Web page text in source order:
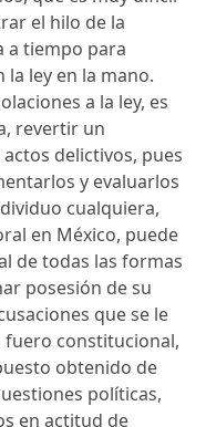
el hilo de la
a tiempo para
ley en la mano.
a la ley, es
revertir un
delictivos, pues
y evaluarlos
cualquiera,
en México, puede
de todas las formas
posesión de su
que se le
fuero constitucional,
obtenido de
políticas,
en actitud de